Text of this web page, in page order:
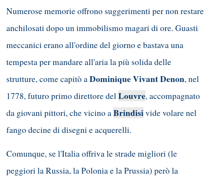
Numerose memorie offrono suggerimenti per non restare
anchilosati dopo un immobilismo magari di ore. Guasti
meccanici erano all'ordine del giorno e bastava una
tempesta per mandare all'aria la più solida delle
strutture, come capitò aDominique Vivant Denon, nel
1778, futuro primo direttore delLouvre, accompagnato
da giovani pittori, che vicino aBrindisivide volare nel
fango decine di disegni e acquerelli.
Comunque, se l'Italia offriva le strade migliori (le
peggiori la Russia, la Polonia e la Prussia) però la